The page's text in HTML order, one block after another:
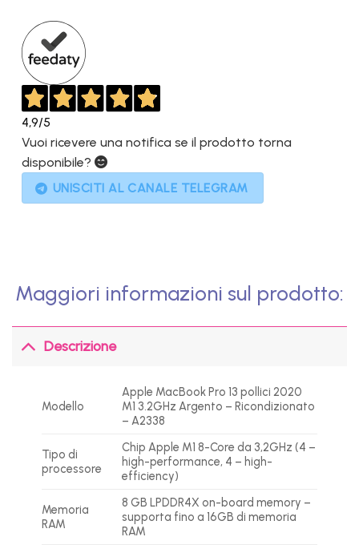
4,9/5
Vuoi ricevere una notifica se il prodotto torna
disponibile?
UNISCITI AL CANALE TELEGRAM
Maggiori informazioni sul prodotto:
Descrizione
Modello
Apple MacBook Pro 13 pollici 2020
M1 3.2GHz Argento – Ricondizionato
– A2338
Tipo di
processore
Chip Apple M1 8-Core da 3,2GHz (4 –
high-performance, 4 – high-
efficiency)
Memoria
RAM
8 GB LPDDR4X on-board memory –
supporta fino a 16GB di memoria
RAM